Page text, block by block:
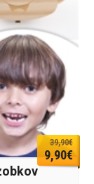
39,90€
9,90€